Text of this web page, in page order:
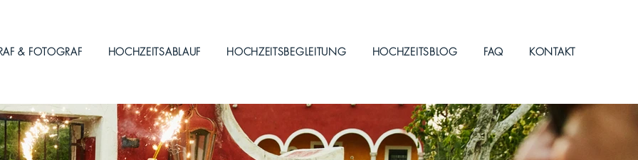
& FOTOGRAF HOCHZEITSABLAUF HOCHZEITSBEGLEITUNG HOCHZEITSBLOG FAQ KONTAKT